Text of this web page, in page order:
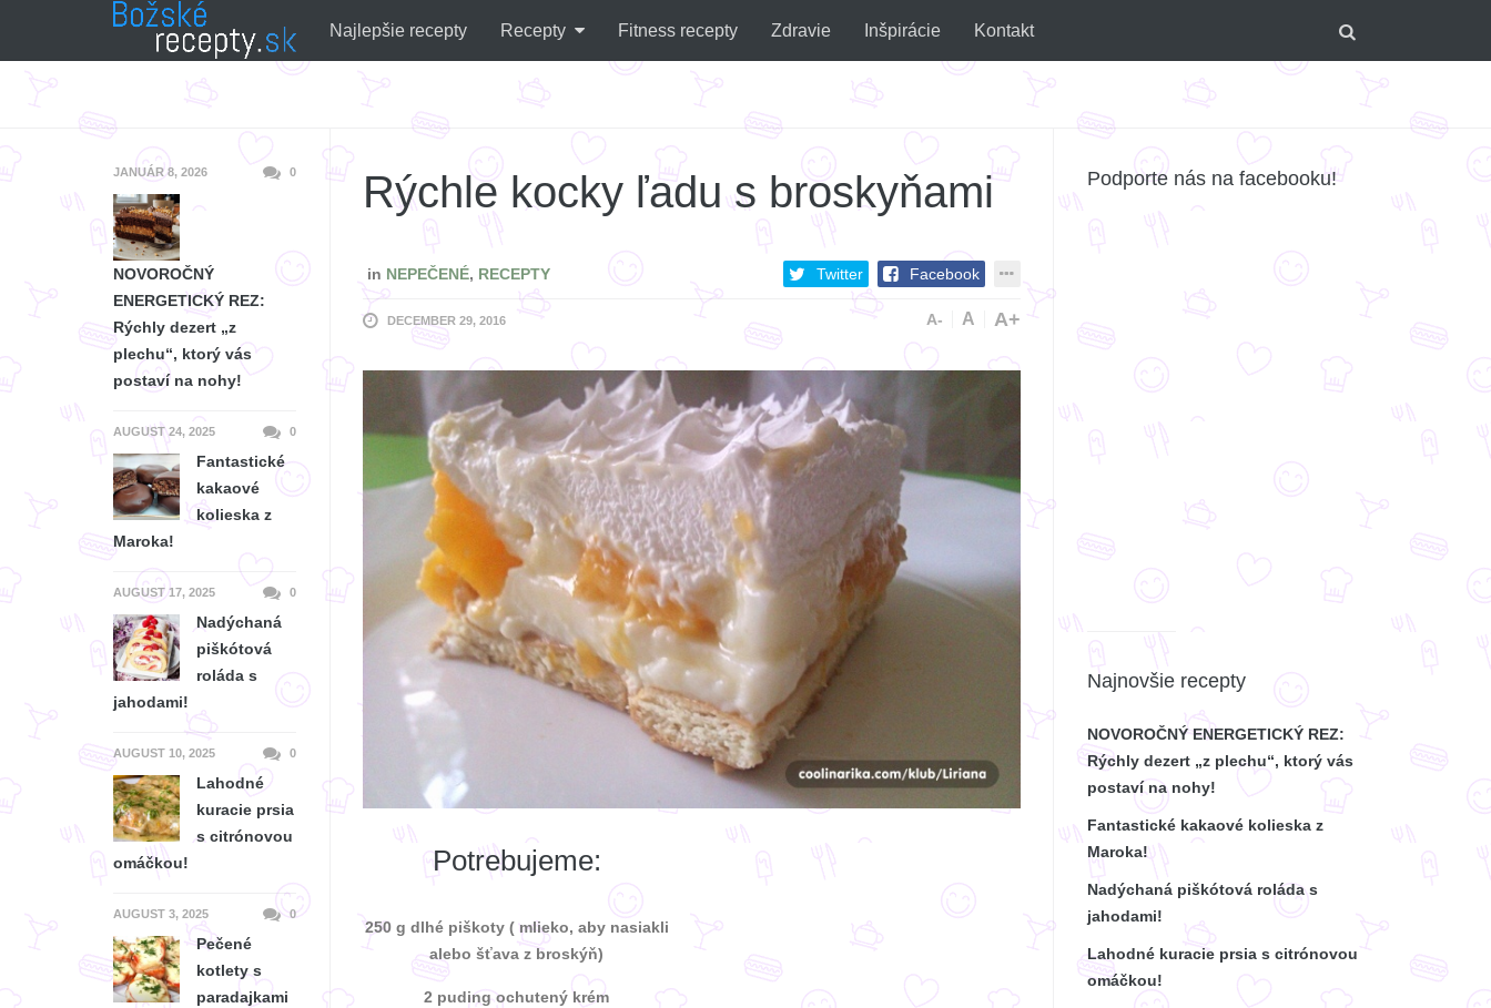
to
content
Najlepšie recepty Recepty Fitness recepty Zdravie Inšpirácie Kontakt
Rýchle kocky ľadu s broskyňami
in NEPEČENÉ, RECEPTY Twitter Facebook
DECEMBER 29, 2016 A- A A+
Potrebujeme:
250 g dlhé piškoty( mlieko, aby nasiakli
alebo šťava z broskýň)
2 puding ochutený krém
Podporte nás na facebooku!
Najnovšie recepty
NOVOROČNÝ ENERGETICKÝ REZ:
Rýchly dezert „z plechu“, ktorý vás
postaví na nohy!
Fantastické kakaové kolieska z
Maroka!
Nadýchaná piškótová roláda s
jahodami!
Lahodné kuracie prsia s citrónovou
omáčkou!
JANUÁR 8, 2026 0
NOVOROČNÝ
ENERGETICKÝ REZ:
Rýchly dezert „z
plechu“, ktorý vás
postaví na nohy!
AUGUST 24, 2025 0
Fantastické
kakaové
kolieska z
Maroka!
AUGUST 17, 2025 0
Nadýchaná
piškótová
roláda s
jahodami!
AUGUST 10, 2025 0
Lahodné
kuracie prsia
s citrónovou
omáčkou!
AUGUST 3, 2025 0
Pečené
kotlety s
paradajkami